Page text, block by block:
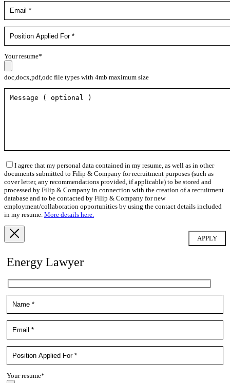
Your resume*
doc,docx,pdf,odc file types with 4mb maximum size
I agree that my personal data contained in my resume, as well as in other
documents submitted to Filip & Company for recruitment purposes (such as
cover letter, any recommendations provided, if applicable) to be stored and
processed by Filip & Company in connection with the creation of a recruitment
database and to be contacted by Filip & Company for new
employment/collaboration opportunities by using the contact details included
in my resume. More details here.
Energy Lawyer
Your resume*